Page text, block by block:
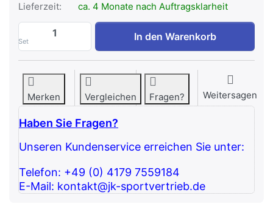
Lieferzeit: ca. 4 Monate nach Auftragsklarheit
Set
Polyurethan Dumbbell - Customer Logo
In den Warenkorb
Merken Vergleichen Fragen? Weitersagen
Haben Sie Fragen?
Unseren Kundenservice erreichen Sie unter:
Telefon: +49 (0) 4179 7559184
E-Mail: kontakt@jk-sportvertrieb.de